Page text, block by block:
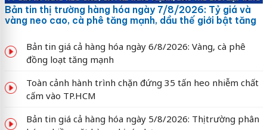
Bản tin thị trường hàng hóa ngày 7/8/2026: Tỷ giá và
vàng neo cao, cà phê tăng mạnh, dầu thế giới bật tăng
Bản tin giá cả hàng hóa ngày 6/8/2026: Vàng, cà phê
đồng loạt tăng mạnh
Toàn cảnh hành trình chặn đứng 35 tấn heo nhiễm chất
cấm vào TP.HCM
Bản tin giá cả hàng hóa ngày 5/8/2026: Thị trường phân